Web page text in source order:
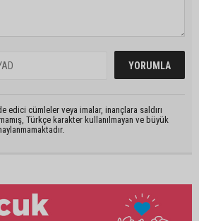
edici cümleler veya imalar, inançlara saldırı
Türkçe karakter kullanılmayan ve büyük